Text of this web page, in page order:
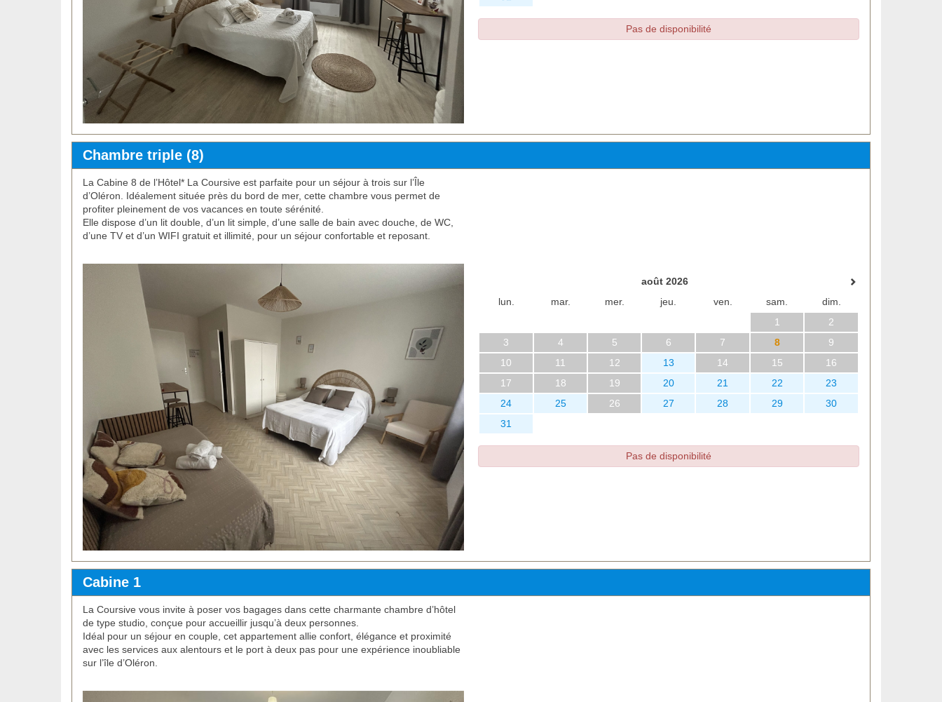
Pas de disponibilité
Chambre triple (8)
La Cabine 8 de l’Hôtel* La Coursive est parfaite pour un séjour à trois sur l’Île
d’Oléron. Idéalement située près du bord de mer, cette chambre vous permet de
profiter pleinement de vos vacances en toute sérénité.
Elle dispose d’un lit double, d’un lit simple, d’une salle de bain avec douche, de WC,
d’une TV et d’un WIFI gratuit et illimité, pour un séjour confortable et reposant.
août 2026
lun.
mar. mer. jeu. ven. sam.
dim.
1
2
3
4 5 6 7 8
9
10
11 12 13 14 15
16
17
18 19 20 21 22
23
24
25 26 27 28 29
30
31
Pas de disponibilité
Cabine 1
La Coursive vous invite à poser vos bagages dans cette charmante chambre d’hôtel
de type studio, conçue pour accueillir jusqu’à deux personnes.
Idéal pour un séjour en couple, cet appartement allie confort, élégance et proximité
avec les services aux alentours et le port à deux pas pour une expérience inoubliable
sur l’île d’Oléron.